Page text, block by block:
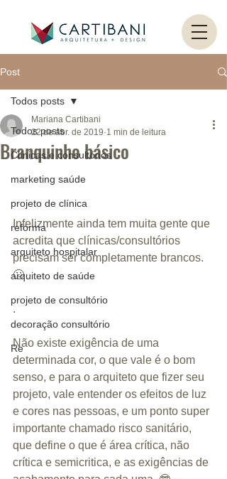
Post
Todos posts
Clínicas e consultórios
marketing saúde
projeto de clínica
reforma
arquiteto hospitalar
arquiteto de saúde
projeto de consultório
decoração consultório
Re
Todos posts
Branquinho básico
Mariana Cartibani
22 de abr. de 2019 1 min de leitura
Infelizmente ainda tem muita gente que
acredita que clínicas/consultórios
precisam ser completamente brancos.
🙄
.
Não existe exigência de uma
determinada cor, o que vale é o bom
senso, e para o arquiteto que fizer seu
projeto, vale entender os efeitos de luz
e cores nas pessoas, e um ponto super
importante chamado risco sanitário,
que define o que é área crítica, não
crítica e semicritica, e as exigências de